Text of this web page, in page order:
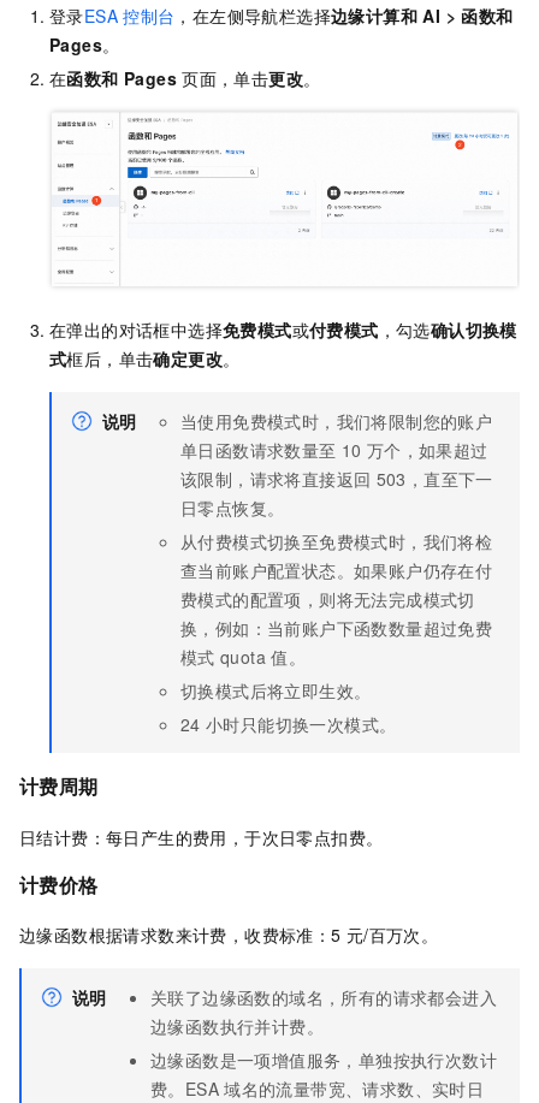
登录ESA 控制台 ，在左侧导航栏选择边缘计算和 AI >函数和
Pages。
在函数和 Pages 页面，单击更改。
在弹出的对话框中选择免费模式或付费模式 ，勾选确认切换模
式框后，单击确定更改。
说明
当使用免费模式时，我们将限制您的账户
单日函数请求数量至 10 万个，如果超过
该限制，请求将直接返回 503，直至下一
日零点恢复。
从付费模式切换至免费模式时，我们将检
查当前账户配置状态。如果账户仍存在付
费模式的配置项，则将无法完成模式切
换，例如：当前账户下函数数量超过免费
模式 quota 值。
切换模式后将立即生效。
24 小时只能切换一次模式。
计费周期
日结计费：每日产生的费用，于次日零点扣费。
计费价格
边缘函数根据请求数来计费，收费标准：5 元/百万次。
说明
关联了边缘函数的域名，所有的请求都会进入
边缘函数执行并计费。
边缘函数是一项增值服务，单独按执行次数计
费。 ESA 域名的流量带宽、请求数、实时日